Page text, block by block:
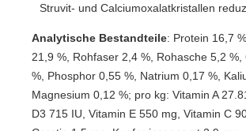
Struvit- und Calciumoxalatkristallen
Analytische Bestandteile: Protein 16,7
21,9 %, Rohfaser 2,4 %, Rohasche 5,2 %,
%, Phosphor 0,55 %, Natrium 0,17 %,
Magnesium 0,12 %; pro kg: Vitamin A
D3 715 IU, Vitamin E 550 mg, Vitamin C